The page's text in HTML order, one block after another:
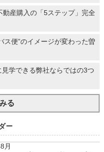
産購入の「5ステップ」完全
ス便”のイメージが変わった曽
見学できる弊社ならではの3つ
る
ー
月